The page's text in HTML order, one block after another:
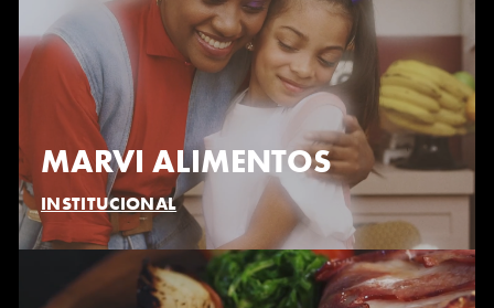
MARVI ALIMENTOS
INSTITUCIONAL